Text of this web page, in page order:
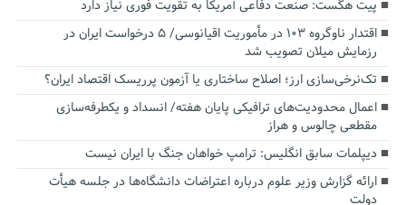
پیت هگست: صنعت دفاعی آمریکا به تقویت فوری نیاز دارد
اقتدار ناوگروه ۱۰۳ در مأموریت‌ اقیانوسی/ ۵ درخواست ایران در
رزمایش میلان تصویب شد
تک‌نرخی‌سازی ارز؛ اصلاح ساختاری یا آزمون پرریسک اقتصاد ایران؟
اعمال محدودیت‌های ترافیکی پایان هفته/ انسداد و یکطرفه‌سازی
مقطعی چالوس و هراز
دیپلمات سابق انگلیس:‌ ترامپ خواهان جنگ با ایران نیست
ارائه گزارش وزیر علوم درباره اعتراضات دانشگاه‌ها در جلسه هیأت
دولت